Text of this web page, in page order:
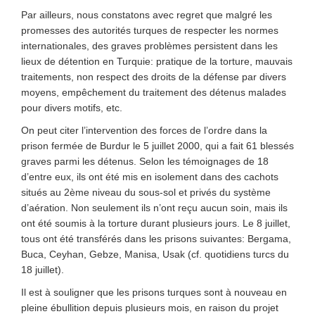
Par ailleurs, nous constatons avec regret que malgré les
promesses des autorités turques de respecter les normes
internationales, des graves problèmes persistent dans les
lieux de détention en Turquie: pratique de la torture, mauvais
traitements, non respect des droits de la défense par divers
moyens, empêchement du traitement des détenus malades
pour divers motifs, etc.
On peut citer l’intervention des forces de l’ordre dans la
prison fermée de Burdur le 5 juillet 2000, qui a fait 61 blessés
graves parmi les détenus. Selon les témoignages de 18
d’entre eux, ils ont été mis en isolement dans des cachots
situés au 2ème niveau du sous-sol et privés du système
d’aération. Non seulement ils n’ont reçu aucun soin, mais ils
ont été soumis à la torture durant plusieurs jours. Le 8 juillet,
tous ont été transférés dans les prisons suivantes: Bergama,
Buca, Ceyhan, Gebze, Manisa, Usak (cf. quotidiens turcs du
18 juillet).
Il est à souligner que les prisons turques sont à nouveau en
pleine ébullition depuis plusieurs mois, en raison du projet